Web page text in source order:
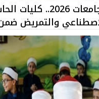
تنسيق الجامعات 2026..
والتمريض